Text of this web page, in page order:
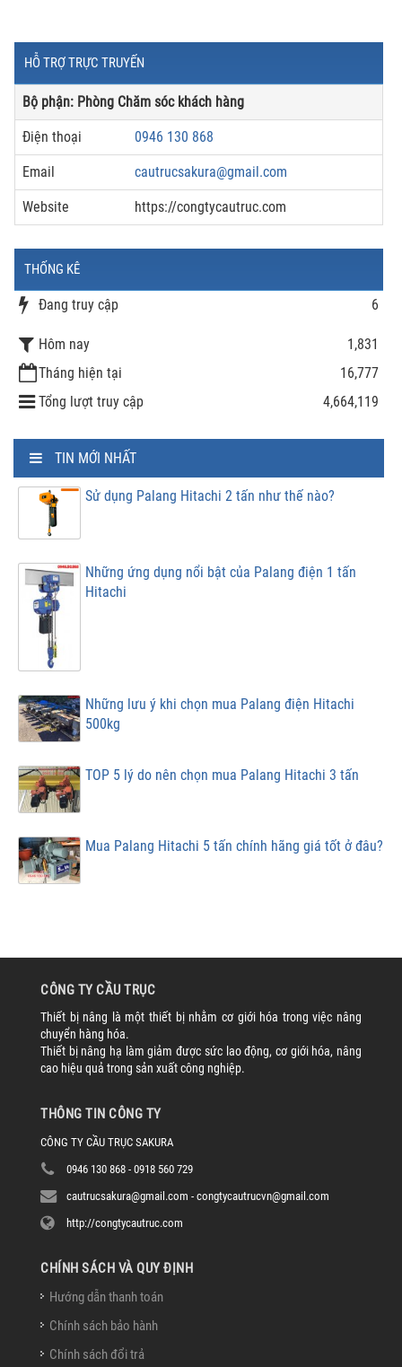
HỖ TRỢ TRỰC TRUYẾN
Bộ phận: Phòng Chăm sóc khách hàng
Điện thoại 0946 130 868
Email cautrucsakura@gmail.com
Website https://congtycautruc.com
THỐNG KÊ
Đang truy cập 6
Hôm nay
1,831
Tháng hiện tại
16,777
Tổng lượt truy cập
4,664,119
TIN MỚI NHẤT
Sử dụng Palang Hitachi 2 tấn như thế nào?
Những ứng dụng nổi bật của Palang điện 1 tấn
Hitachi
Những lưu ý khi chọn mua Palang điện Hitachi
500kg
TOP 5 lý do nên chọn mua Palang Hitachi 3 tấn
Mua Palang Hitachi 5 tấn chính hãng giá tốt ở đâu?
CÔNG TY CẦU TRỤC
Thiết bị nâng là một thiết bị nhằm cơ giới hóa trong việc nâng
chuyển hàng hóa.
Thiết bị nâng hạ làm giảm được sức lao động, cơ giới hóa, nâng
cao hiệu quả trong sản xuất công nghiệp.
THÔNG TIN CÔNG TY
CÔNG TY CẦU TRỤC SAKURA
0946 130 868 - 0918 560 729
cautrucsakura@gmail.com - congtycautrucvn@gmail.com
http://congtycautruc.com
CHÍNH SÁCH VÀ QUY ĐỊNH
Hướng dẫn thanh toán
Chính sách bảo hành
Chính sách đổi trả